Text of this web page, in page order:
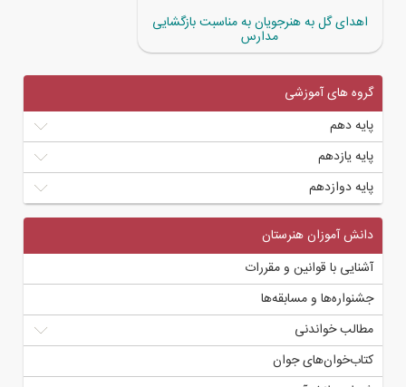
اهدای گل به هنرجویان به مناسبت بازگشایی
مدارس
گروه های آموزشی
پایه دهم
پایه یازدهم
پایه دوازدهم
دانش آموزان هنرستان
آشنایی با قوانین و مقررات
جشنواره‌ها و مسابقه‌ها
مطالب خواندنی
کتاب‌خوان‌های جوان